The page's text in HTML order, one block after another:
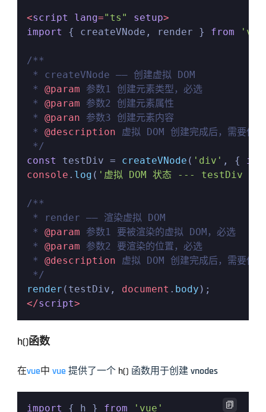
<script lang="ts" setup>
import
{ createVNode, render } from
/**
* createVNode —— 创建虚拟 DOM
* @param 参数1 创建元素类型，必选
* @param 参数2 创建元素属性
* @paran 参数3 创建元素内容
* @description 虚拟 DOM 创建完成后，需要
*/
const
testDiv = createVNode ( 'div' , { id
console . log ( '虚拟 DOM 状态 --- testDiv
/**
* render —— 渲染虚拟 DOM
* @param 参数1 要被渲染的虚拟 DOM，必选
* @param 参数2 要渲染的位置，必选
* @description 虚拟 DOM 创建完成后，需要
*/
render (testDiv, document . body
</script>
h()函数
在vue中 vue 提供了一个 h() 函数用于创建 vnodes
import { h } from 'vue' 